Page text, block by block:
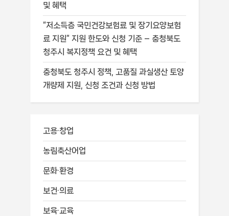
및 혜택
“저소득층 국민건강보험료 및 장기요양보험
료 지원” 지원 한도와 신청 기준 – 충청북도
청주시 복지정책 요건 및 혜택
충청북도 청주시 정책, 고품질 과실생산 토양
개량제 지원, 신청 조건과 신청 방법
고용·창업
농림축산어업
문화·환경
보건·의료
보육·교육